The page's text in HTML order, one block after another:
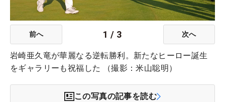
前へ 1 / 3 次へ
岩崎亜久竜が華麗なる逆転勝利。新たなヒーロー誕生
をギャラリーも祝福した （撮影：米山聡明）
この写真の記事を読む